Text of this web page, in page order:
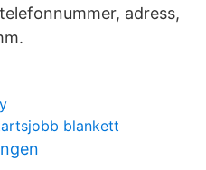
adress,
blankett